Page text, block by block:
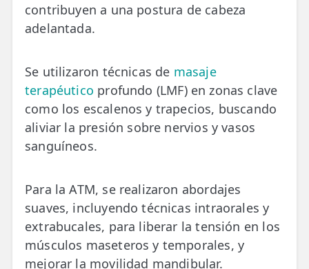
contribuyen a una postura de cabeza
adelantada.
Se utilizaron técnicas de masaje
terapéutico profundo (LMF) en zonas clave
como los escalenos y trapecios, buscando
aliviar la presión sobre nervios y vasos
sanguíneos.
Para la ATM, se realizaron abordajes
suaves, incluyendo técnicas intraorales y
extrabucales, para liberar la tensión en los
músculos maseteros y temporales, y
mejorar la movilidad mandibular.